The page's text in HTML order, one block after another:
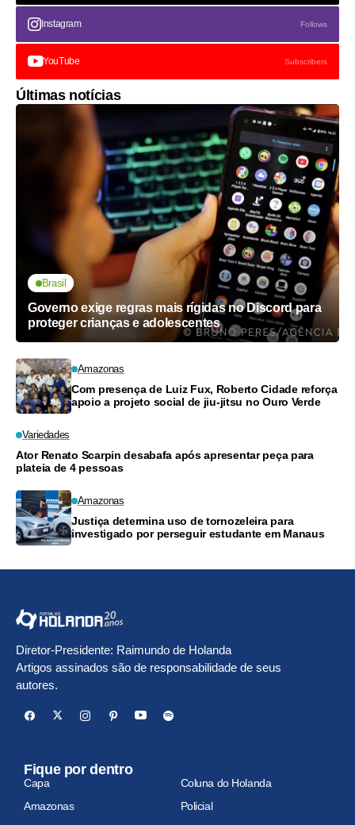
Instagram Follows
YouTube Subscribers
Últimas notícias
Brasil
Governo exige regras mais rígidas no Discord para
proteger crianças e adolescentes
Amazonas
Com presença de Luiz Fux, Roberto Cidade reforça
apoio a projeto social de jiu-jitsu no Ouro Verde
Variedades
Ator Renato Scarpin desabafa após apresentar peça para
plateia de 4 pessoas
Amazonas
Justiça determina uso de tornozeleira para
investigado por perseguir estudante em Manaus
Diretor-Presidente: Raimundo de Holanda
Artigos assinados são de responsabilidade de seus
autores.
Fique por dentro
Capa
Coluna do Holanda
Amazonas
Policial